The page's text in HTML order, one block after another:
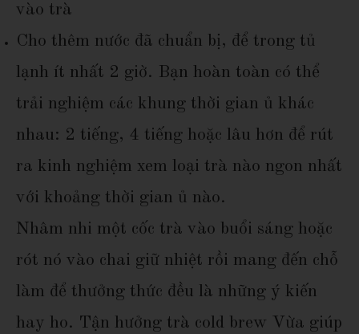
vào trà
Cho thêm nước đã chuẩn bị, để trong tủ
lạnh ít nhất 2 giờ. Bạn hoàn toàn có thể
trải nghiệm các khung thời gian ủ khác
nhau: 2 tiếng, 4 tiếng hoặc lâu hơn để rút
ra kinh nghiệm xem loại trà nào ngon nhất
với khoảng thời gian ủ nào.
Nhâm nhi một cốc trà vào buổi sáng hoặc
rót nó vào chai giữ nhiệt rồi mang đến chỗ
làm để thưởng thức đều là những ý kiến
hay ho. Tận hưởng trà cold brew Vừa giúp